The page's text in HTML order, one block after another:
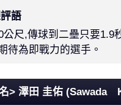
語
公尺,傳球到二壘只要1.9
待為即戰力的選手。
> 澤田 圭佑 (Sawada